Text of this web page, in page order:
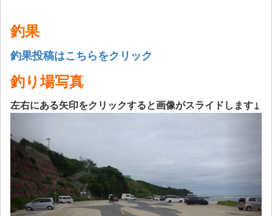
釣果
釣果投稿はこちらをクリック
釣り場写真
左右にある矢印をクリックすると画像がスライドします↓